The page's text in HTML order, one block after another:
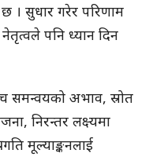
। सुधार गरेर परिणाम
पनि ध्यान दिन
समन्वयको अभाव, स्रोत
निरन्तर लक्ष्यमा
मूल्याङ्कनलाई